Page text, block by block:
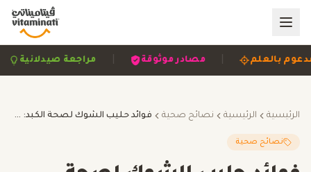
مراجعة صيدلانية | مصادر موثوقة | مدعوم بالعلم
الرئيسية الرئيسية نصائح صحية فوائد حليب الشوك لصحة الكبد: مضاد للأكسدة ومضاد للالتهابات
نصائح صحية